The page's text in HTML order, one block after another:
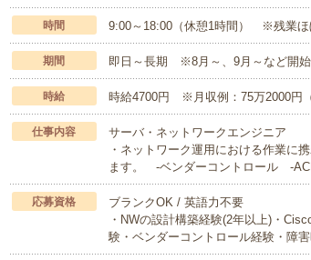
時間 9:00～18:00（休憩1時間） ※残業ほ
期間 即日～長期 ※8月～、9月～など開始
時給 時給4700円 ※月収例：75万2000円
仕事内容
サーバ・ネットワークエンジニア
・ネットワーク運用における作業に
ます。 -ベンダーコントロール -
応募資格
ブランクOK / 英語力不要
・NWの設計構築経験(2年以上)・
験・ベンダーコントロール経験・障